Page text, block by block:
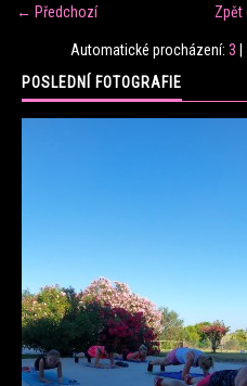
FIT CLUB VERONIKA
CENÍK
ONLINE LEKCE CVIČENÍ
← Předchozí Zpět
Automatické procházení: 3 |
POSLEDNÍ FOTOGRAFIE